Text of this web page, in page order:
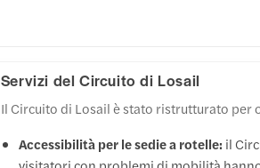
Servizi del Circuito di Losail
Il Circuito di Losail è stato ristrutturato
Accessibilità per le sedie a rotelle: il